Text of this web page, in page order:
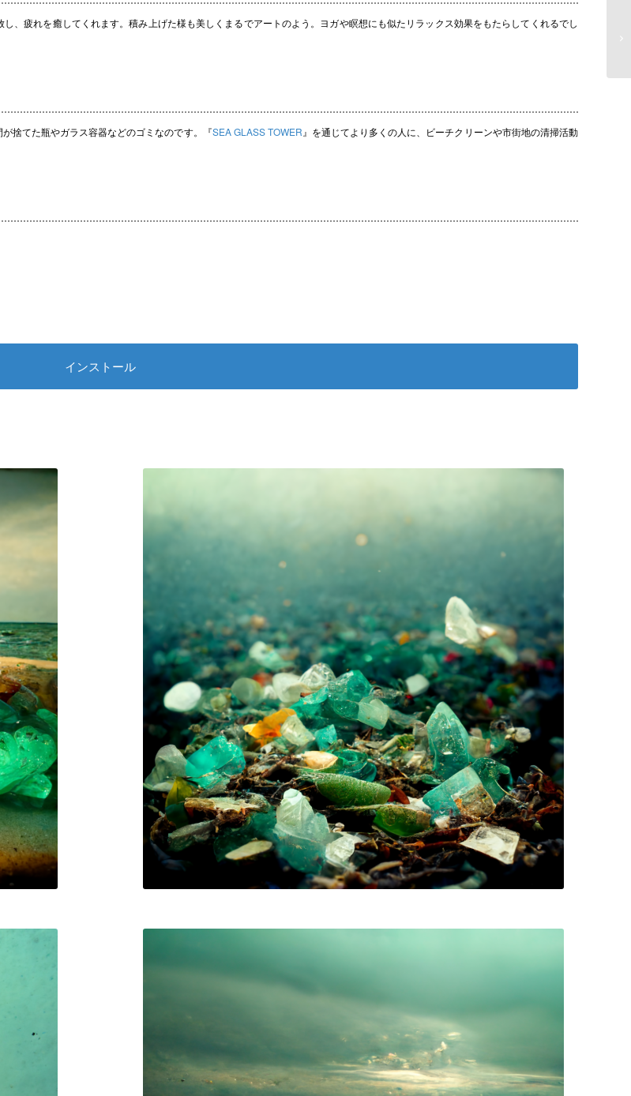
、疲れを癒してくれます。積み上げた様も美しくまるでアートのよう。ヨガや瞑想にも似たリラックス効果をもたらしてくれるでし
捨てた瓶やガラス容器などのゴミなのです。『SEA GLASS TOWER 』を通じてより多くの人に、ビーチクリーンや市街地の清掃活動
インストール